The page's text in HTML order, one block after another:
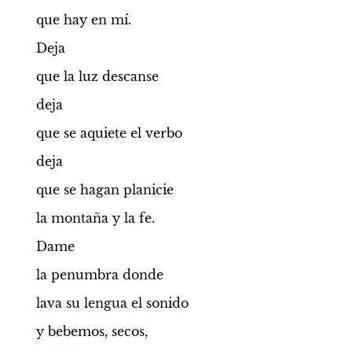
que hay en mí.
Deja
que la luz descanse
deja
que se aquiete el verbo
deja
que se hagan planicie
la montaña y la fe.
Dame
la penumbra donde
lava su lengua el sonido
y bebemos, secos,